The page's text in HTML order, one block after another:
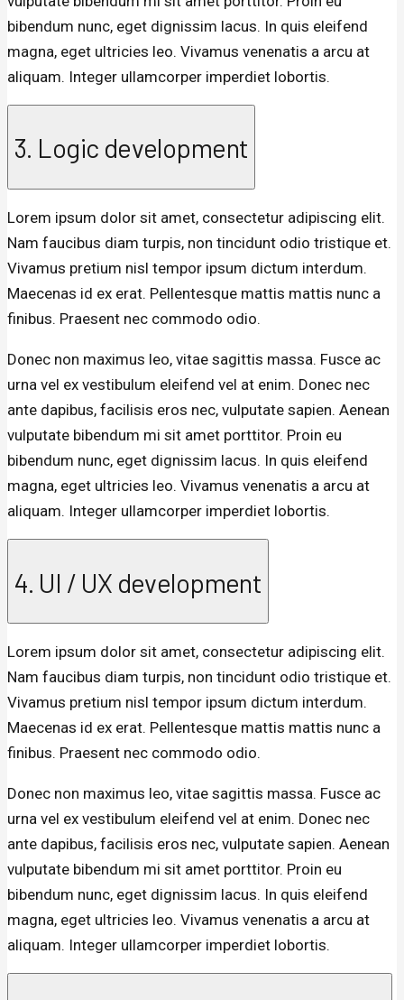
bibendum nunc, eget dignissim lacus. In quis eleifend
magna, eget ultricies leo. Vivamus venenatis a arcu at
aliquam. Integer ullamcorper imperdiet lobortis.
3. Logic development
Lorem ipsum dolor sit amet, consectetur adipiscing elit.
Nam faucibus diam turpis, non tincidunt odio tristique et.
Vivamus pretium nisl tempor ipsum dictum interdum.
Maecenas id ex erat. Pellentesque mattis mattis nunc a
finibus. Praesent nec commodo odio.
Donec non maximus leo, vitae sagittis massa. Fusce ac
urna vel ex vestibulum eleifend vel at enim. Donec nec
ante dapibus, facilisis eros nec, vulputate sapien. Aenean
vulputate bibendum mi sit amet porttitor. Proin eu
bibendum nunc, eget dignissim lacus. In quis eleifend
magna, eget ultricies leo. Vivamus venenatis a arcu at
aliquam. Integer ullamcorper imperdiet lobortis.
4. UI / UX development
Lorem ipsum dolor sit amet, consectetur adipiscing elit.
Nam faucibus diam turpis, non tincidunt odio tristique et.
Vivamus pretium nisl tempor ipsum dictum interdum.
Maecenas id ex erat. Pellentesque mattis mattis nunc a
finibus. Praesent nec commodo odio.
Donec non maximus leo, vitae sagittis massa. Fusce ac
urna vel ex vestibulum eleifend vel at enim. Donec nec
ante dapibus, facilisis eros nec, vulputate sapien. Aenean
vulputate bibendum mi sit amet porttitor. Proin eu
bibendum nunc, eget dignissim lacus. In quis eleifend
magna, eget ultricies leo. Vivamus venenatis a arcu at
aliquam. Integer ullamcorper imperdiet lobortis.